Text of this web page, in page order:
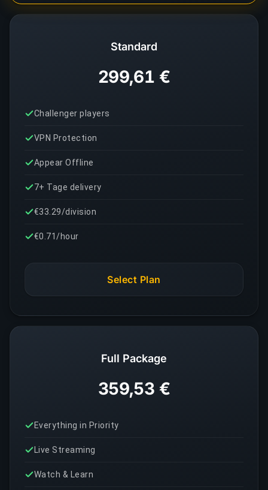
Standard
299,61 €
Challenger players
VPN Protection
Appear Offline
7+ Tage delivery
€33.29/division
€0.71/hour
Select Plan
Full Package
359,53 €
Everything in Priority
Live Streaming
Watch & Learn